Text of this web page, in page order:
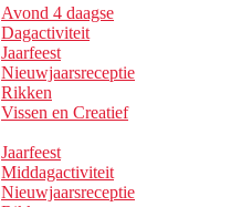
Avond 4 daagse
Dagactiviteit
Jaarfeest
Nieuwjaarsreceptie
Rikken
Vissen en Creatief
Jaarfeest
Middagactiviteit
Nieuwjaarsreceptie